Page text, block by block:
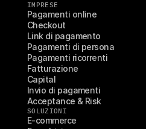
IMPRESE
Pagamenti online
Checkout
Link di pagamento
Pagamenti di persona
Pagamenti ricorrenti
Fatturazione
Capital
Invio di pagamenti
Acceptance & Risk
SOLUZIONI
E-commerce